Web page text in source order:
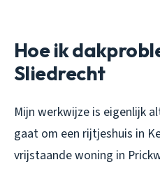
Hoe ik
Sliedrecht
Mijn werkwijze is eigenlijk
gaat om een rijtjeshuis in
vrijstaande woning in